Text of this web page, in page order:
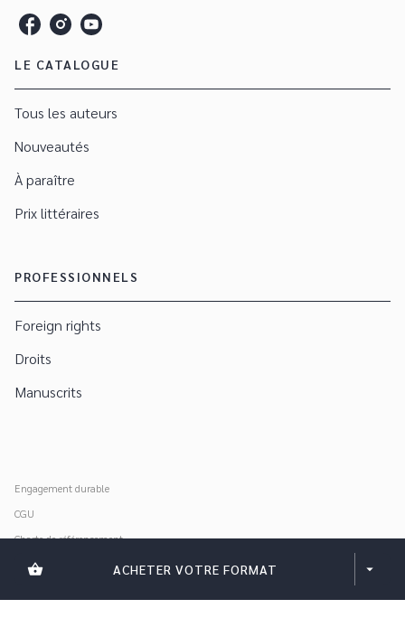
shopping_basket ACHETER VOTRE FORMAT arrow_drop_down
LE CATALOGUE
Tous les auteurs
Nouveautés
À paraître
Prix littéraires
PROFESSIONNELS
Foreign rights
Droits
Manuscrits
Engagement durable
CGU
Charte de référencement
Données personnelles